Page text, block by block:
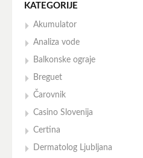
KATEGORIJE
Akumulator
Analiza vode
Balkonske ograje
Breguet
Čarovnik
Casino Slovenija
Certina
Dermatolog Ljubljana